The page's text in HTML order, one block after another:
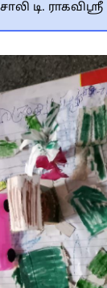
டி. ராகவிஸ்ரீ